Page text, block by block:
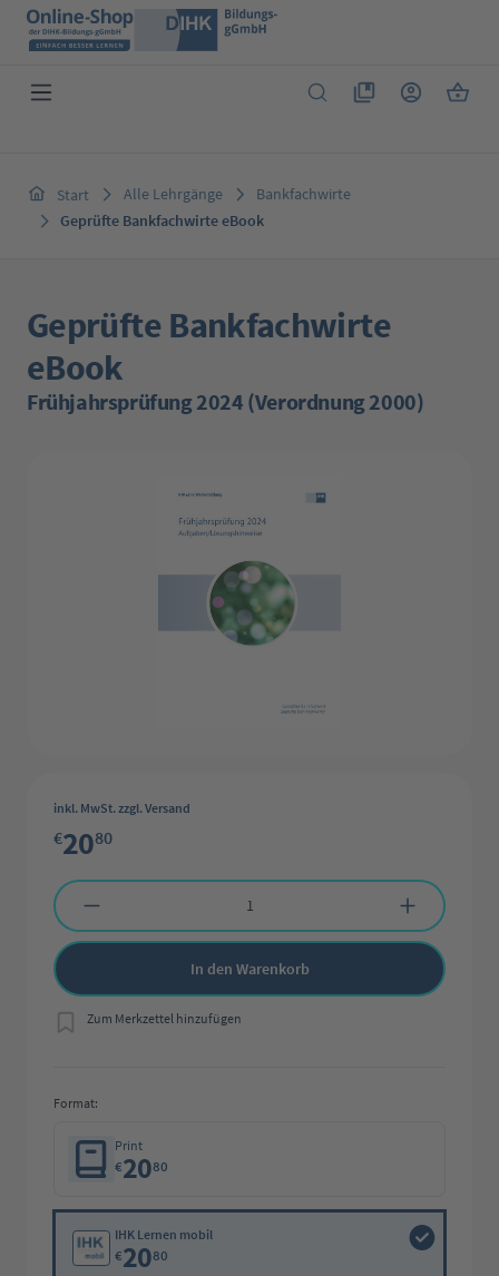
Zum Hauptinhalt springen
Du hast 0 Produkte
Start Alle Lehrgänge
Bankfachwirte
Geprüfte Bankfachwirte eBook
Geprüfte Bankfachwirte
eBook
Frühjahrsprüfung 2024 (Verordnung 2000)
inkl. MwSt. zzgl. Versand
€2080
Produkt Anzahl: Gib den gewünschten Wert ein oder benutze die
In den Warenkorb
Zum Merkzettel hinzufügen
Format:
Print
€2080
IHK Lernen mobil
€2080